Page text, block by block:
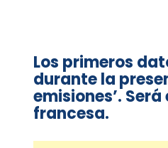
Los primeros
durante la
emisiones’.
francesa.